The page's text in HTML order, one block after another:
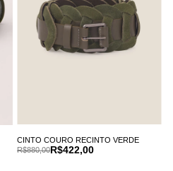
CINTO COURO RECINTO VERDE
R$422,00
R$880,00